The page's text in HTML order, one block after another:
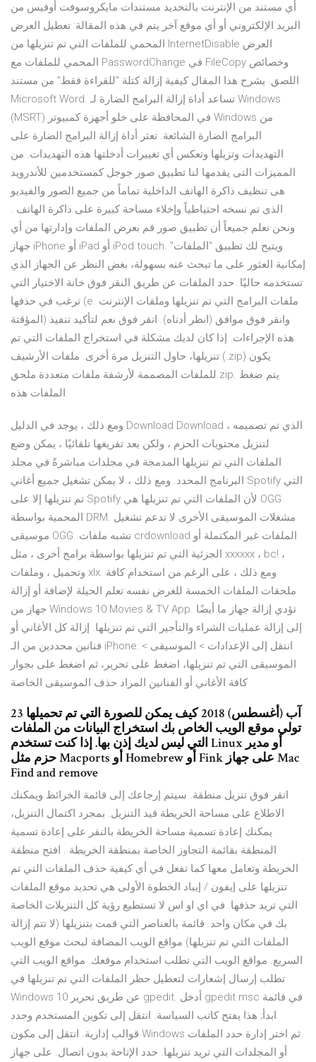
أي مستند من الإنترنت بالتحديد مستندات مايكروسوفت أوفيس من
البريد الإلكتروني أو أي موقع آخر يتم في هذه المقالة: تعطيل العرض
المحمي للملفات التي تم تنزيلها من InternetDisable العرض
المحمي للملفات مع PasswordChange في FileCopy وخصائص
اللصق. يشرح هذا المقال كيفية إزالة كتلة "للقراءة فقط" من مستند
Microsoft Word. تساعد أداة إزالة البرامج الضارة لـ Windows
البرامج الضارة الشائعة. تعثر أداة إزالة البرامج الضارة على
التهديدات وتزيلها وتعكس أي تغييرات أدخلتها هذه التهديدات. من
المميزات التى يقدمها لنا تطبيق صور جوجل كمستخدمين للأندرويد
هى تنظيف ذاكرة الهاتف الداخلية تماماً من جميع الصور والفيديو
الذى تم نسخه احتياطياً وإخلاء مساحة كبيرة على ذاكرة الهاتف .
ونحن نعلم جميعاً أن تطبيق صور قم بعرض الملفات وإدارتها من أي
جهاز iPhone أو iPad أو iPod touch. ويتيح لك تطبيق "الملفات"
إمكانية العثور على ما تبحث عنه بسهولة، بغض النظر عن الجهاز الذي
تستخدمه حاليًا. حدد الملفات عن طريق النقر فوق خانة الاختيار التي
ترغب في حذفها (e. ملفات البرامج التي تم تنزيلها وملفات الإنترنت
المؤقتة) وانقر فوق موافق (انظر أدناه). انقر فوق نعم لتأكيد تنفيذ
هذه الإجراءات. إذا كان لديك مشكلة في استخراج الملفات التي تم
تنزيلها، حاول التنزيل مرة أخرى. ملفات الأرشيف (.zip) يكون
للملفات المصممة لأرشفة ملفات متعددة ملحق.zip. يتم ضغط
الملفات هذه.
ومع ذلك ، يوجد في الدليل Download Download ، الذي تم تصميمه
لتنزيل محتويات الحزم ، ولكن بعد تفريغها تلقائيًا ، يمكن وضع
الملفات التي تم تنزيلها المدمجة في مجلدات مباشرةً في مجلد
البرنامج المحدد. ومع ذلك ، لا يمكن تشغيل جميع أغاني Spotify التي
تم تنزيلها إلا على Spotify لأن الملفات التي تم تنزيلها هي OGG
المحمية بواسطة DRM. مشغلات الموسيقى الأخرى لا تدعم تشغيل
موسيقى OGG. تشبه ملفات crdownload الملفات غير المكتملة أو
الجزئية التي تم تنزيلها بواسطة برامج أخرى ، مثل xxxxxx ، bc! ،
وتحميل ، وملفات xlx. ومع ذلك ، على الرغم من استخدام كافة
ملحقات الملفات الخمسة للغرض نفسه تعلم الحيلة لإضافة أو إزالة
جهاز من Windows 10 Movies & TV App. تؤدي إزالة جهاز ما أيضًا
إلى إزالة عمليات الشراء والتأجير التي تم تنزيلها. إزالة كل الأغاني أو
فنانين محددين من الـ iPhone: انتقل إلى الإعدادات > الموسيقى >
الموسيقى التي تم تنزيلها، اضغط على تحرير، ثم اضغط على بجوار
كافة الأغاني أو الفنانين المراد حذف الموسيقى الخاصة
23 آب (أغسطس) 2018 كيف يمكن للصورة التي تم تحميلها
تولي موقع الويب الخاص بك استخراج البيانات من الملفات
التي ليس لديك إذن بها. إذا كنت تستخدم Linux أو مدير
حزم مثل Macports أو Homebrew أو Fink على جهاز Mac
Find and remove
انقر فوق تنزيل منطقة. سيتم إرجاعك إلى قائمة الخرائط ويمكنك
الاطلاع على مساحة الخريطة قيد التنزيل. بمجرد اكتمال التنزيل،
يمكنك إعادة تسمية مساحة الخريطة بالنقر على إعادة تسمية
المنطقة بقائمة التجاوز الخاصة بمنطقة الخريطة . افتح منطقة
الخريطة وتعامل معها كما تفعل في أي كيفية حذف الملفات التي تم
تنزيلها على إيفون / إيباد الخطوة الأولى هي تحديد موقع الملفات
التي تريد حذفها. في اي او اس لا تستطيع رؤية كل التنزيلات الخاصة
بك في مكان واحد. قائمة بالعناصر التي قمت بتنزيلها (لا تتم إزالة
الملفات التي تم تنزيلها) مواقع الويب المضافة لبحث موقع الويب
السريع. مواقع الويب التي تطلب استخدام موقعك. مواقع الويب التي
تطلب إرسال إشعارات لتعطيل حظر الملفات التي تم تنزيلها في
Windows 10 عن طريق تحرير gpedit. أدخل gpedit.msc في قائمة
ابدأ; هذا يفتح كاتب السياسة. انتقل إلى تكوين المستخدم وحدد
قوالب إدارية. انتقل إلى مكون Windows ثم اختر إدارة حدد الملفات
أو المجلدات التي تريد تنزيلها. حدد الإتاحة بدون اتصال. على جهاز